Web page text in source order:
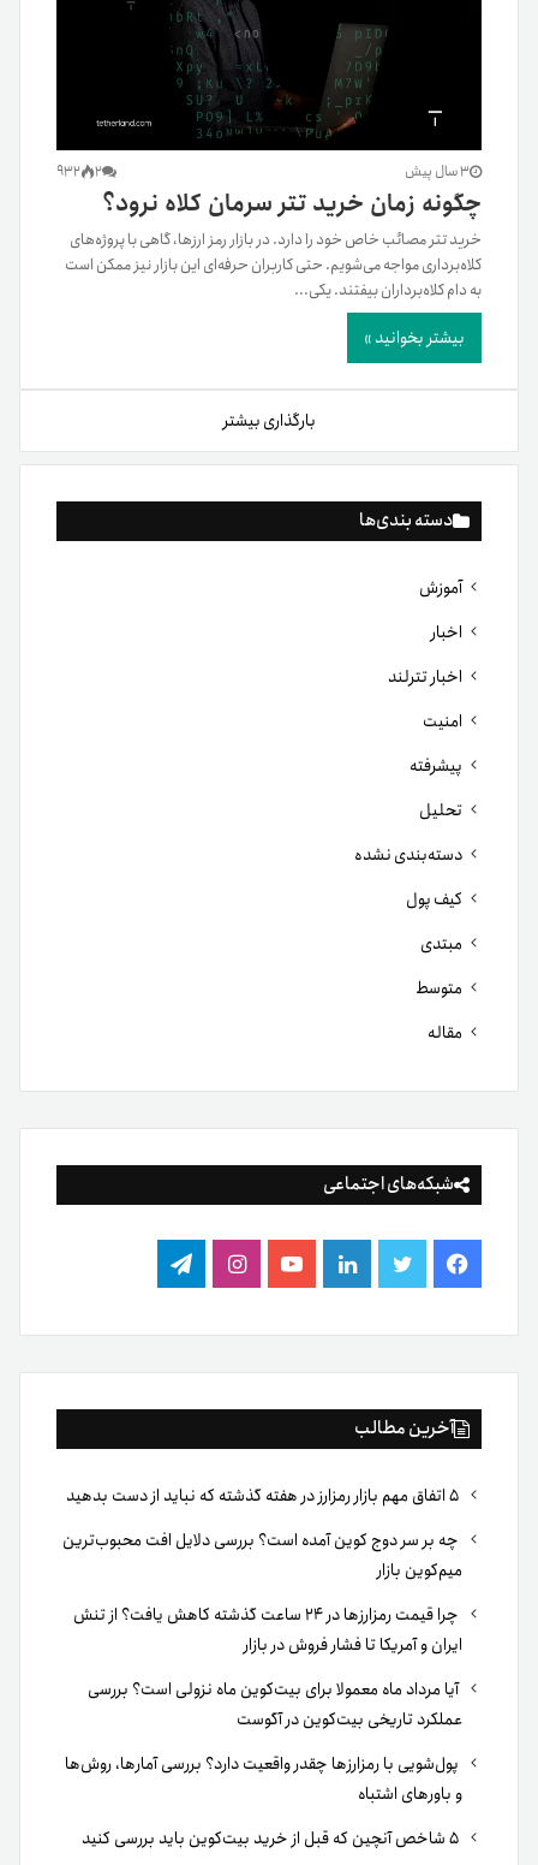
دسته بندی‌ها
آموزش
اخبار
اخبار تترلند
امنیت
پیشرفته
تحلیل
دسته‌بندی نشده
کیف پول
مبتدی
متوسط
مقاله
شبکه‌های اجتماعی
فیس
بوک
توییتر لینکدینیوتیوباینستاگرام
تلگرام
آخرین مطالب
چه بر سر دوج کوین آمده است؟ بررسی دلایل افت محبوب‌ترین
میم‌کوین بازار
چرا قیمت رمزارزها در ۲۴ ساعت گذشته کاهش یافت؟ از تنش
ایران و آمریکا تا فشار فروش در بازار
آیا مرداد ماه معمولا برای بیت‌کوین ماه نزولی است؟ بررسی
عملکرد تاریخی بیت‌کوین در آگوست
پول‌شویی با رمزارزها چقدر واقعیت دارد؟ بررسی آمارها، روش‌ها
و باورهای اشتباه
3 سال پیش 2
932
چگونه زمان خرید تتر سرمان کلاه نرود؟
خرید تتر مصائب خاص خود را دارد. در بازار رمز ارزها، گاهی با پروژه‌های
کلاه‌برداری مواجه می‌شویم. حتی کاربران حرفه‌ای این بازار نیز ممکن است
به دام کلاه‌برداران بیفتند. یکی...
بیشتر بخوانید »
بارگذاری بیشتر